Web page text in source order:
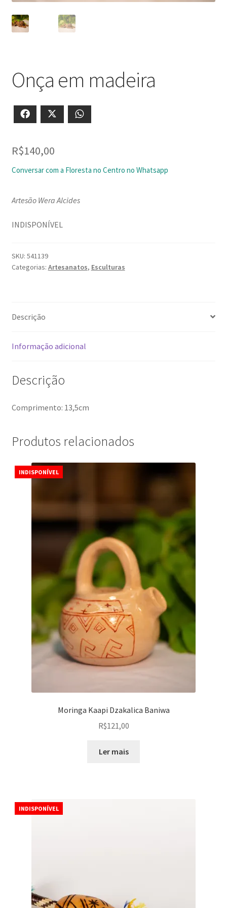
Onça em madeira
Facebook
R$140,00
Conversar com a Floresta no Centro no Whatsapp
Artesão Wera Alcides
INDISPONÍVEL
SKU: 541139
Categorias: Artesanatos, Esculturas
Descrição
Informação adicional
Descrição
Comprimento: 13,5cm
Produtos relacionados
INDISPONÍVEL
Moringa Kaapi Dzakalica Baniwa
R$121,00
Ler mais
INDISPONÍVEL